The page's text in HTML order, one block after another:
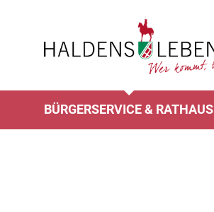
BÜRGERSERVICE & RATHAUS